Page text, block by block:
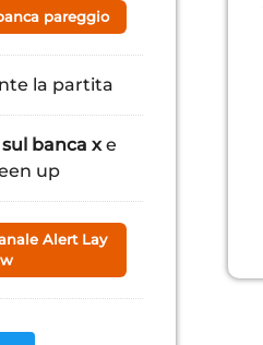
pareggio
la partita
banca xe
up
Alert Lay